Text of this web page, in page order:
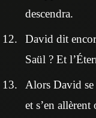
descendra.
David dit
Saül ? Et
Alors David se
et s’en